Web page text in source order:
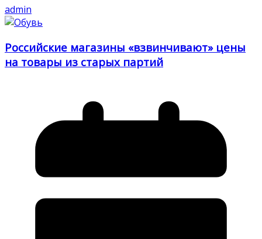
admin
Российские магазины «взвинчивают» цены
на товары из старых партий